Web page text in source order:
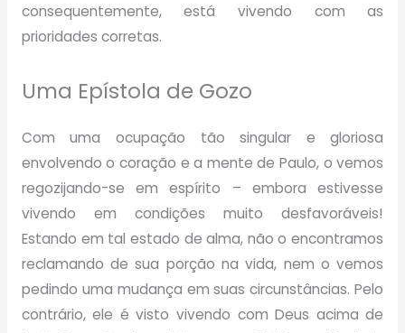
consequentemente, está vivendo com as
prioridades corretas.
Uma Epístola de Gozo
Com uma ocupação tão singular e gloriosa
envolvendo o coração e a mente de Paulo, o vemos
regozijando-se em espírito – embora estivesse
vivendo em condições muito desfavoráveis!
Estando em tal estado de alma, não o encontramos
reclamando de sua porção na vida, nem o vemos
pedindo uma mudança em suas circunstâncias. Pelo
contrário, ele é visto vivendo com Deus acima de